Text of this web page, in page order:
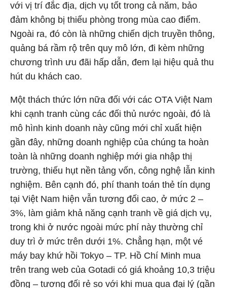
với vị trí đắc địa, dịch vụ tốt trong cả năm, bảo
đảm không bị thiếu phòng trong mùa cao điểm.
Ngoài ra, đó còn là những chiến dịch truyền thông,
quảng bá rầm rộ trên quy mô lớn, đi kèm những
chương trình ưu đãi hấp dẫn, đem lại hiệu quả thu
hút du khách cao.
Một thách thức lớn nữa đối với các OTA Việt Nam
khi cạnh tranh cùng các đối thủ nước ngoài, đó là
mô hình kinh doanh này cũng mới chỉ xuất hiện
gần đây, những doanh nghiệp của chúng ta hoàn
toàn là những doanh nghiệp mới gia nhập thị
trường, thiếu hụt nền tảng vốn, công nghệ lẫn kinh
nghiệm. Bên cạnh đó, phí thanh toán thẻ tín dụng
tại Việt Nam hiện vẫn tương đối cao, ở mức 2 –
3%, làm giảm khả năng cạnh tranh về giá dịch vụ,
trong khi ở nước ngoài mức phí này thường chỉ
duy trì ở mức trên dưới 1%. Chẳng hạn, một vé
máy bay khứ hồi Tokyo – TP. Hồ Chí Minh mua
trên trang web của Gotadi có giá khoảng 10,3 triệu
đồng – tương đối rẻ so với khi mua qua đại lý (gần